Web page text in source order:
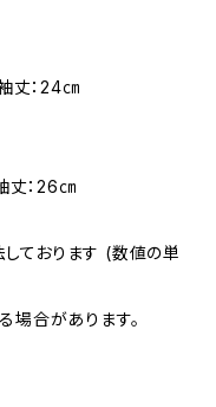
丈：24㎝
丈：26㎝
ております (数値の単
場合があります。